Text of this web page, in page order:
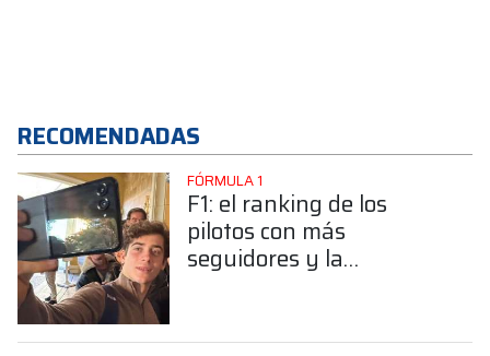
RECOMENDADAS
FÓRMULA 1
F1: el ranking de los
pilotos con más
seguidores y la